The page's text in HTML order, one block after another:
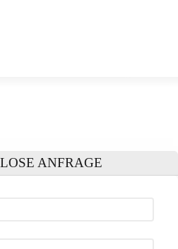
ANFRAGE